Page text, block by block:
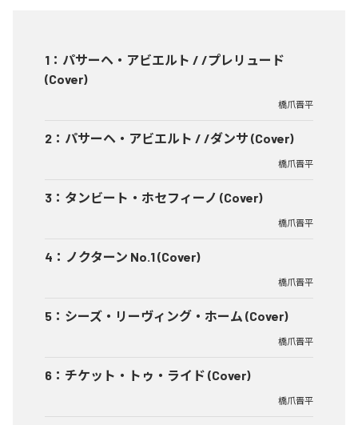
1 ： パサーヘ・アビエルト / /プレリュード
(Cover)
橋爪晋平
2 ： パサーヘ・アビエルト / /ダンサ (Cover)
橋爪晋平
3 ： タンビート・ホセフィーノ (Cover)
橋爪晋平
4 ： ノクターン No.1 (Cover)
橋爪晋平
5 ： シーズ・リーヴィング・ホーム (Cover)
橋爪晋平
6 ： チケット・トゥ・ライド (Cover)
橋爪晋平